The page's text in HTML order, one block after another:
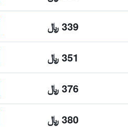
339 ﷼
351 ﷼
376 ﷼
380 ﷼